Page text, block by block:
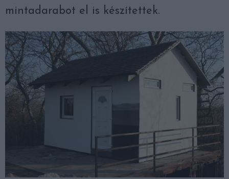
mintadarabot el is készítettek.